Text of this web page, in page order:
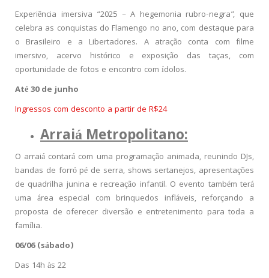
Experiência imersiva “2025 – A hegemonia rubro-negra”, que
celebra as conquistas do Flamengo no ano, com destaque para
o Brasileiro e a Libertadores. A atração conta com filme
imersivo, acervo histórico e exposição das taças, com
oportunidade de fotos e encontro com ídolos.
Até 30 de junho
Ingressos com desconto a partir de R$24
Arraiá Metropolitano:
O arraiá contará com uma programação animada, reunindo DJs,
bandas de forró pé de serra, shows sertanejos, apresentações
de quadrilha junina e recreação infantil. O evento também terá
uma área especial com brinquedos infláveis, reforçando a
proposta de oferecer diversão e entretenimento para toda a
família.
06/06 (sábado)
Das 14h às 22